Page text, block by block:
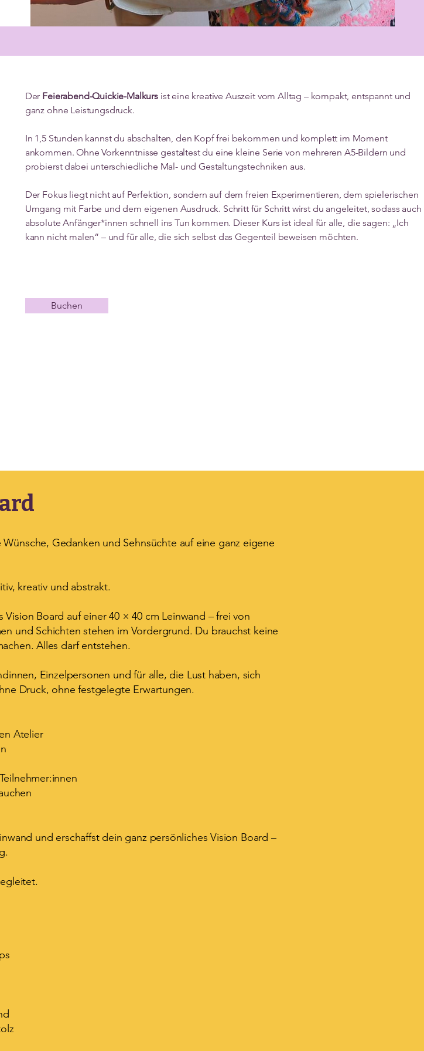
Der Feierabend-Quickie-Malkurs ist eine kreative Auszeit vom Alltag – kompakt, entspannt und
ganz ohne Leistungsdruck.
In 1,5 Stunden kannst du abschalten, den Kopf frei bekommen und komplett im Moment
ankommen. Ohne Vorkenntnisse gestaltest du eine kleine Serie von mehreren A5-Bildern und
probierst dabei unterschiedliche Mal- und Gestaltungstechniken aus.
Der Fokus liegt nicht auf Perfektion, sondern auf dem freien Experimentieren, dem spielerischen
Umgang mit Farbe und dem eigenen Ausdruck. Schritt für Schritt wirst du angeleitet, sodass auch
absolute Anfänger*innen schnell ins Tun kommen. Dieser Kurs ist ideal für alle, die sagen: „Ich
kann nicht malen“ – und für alle, die sich selbst das Gegenteil beweisen möchten.
Buchen
Gedanken und Sehnsüchte auf eine ganz eigene
kreativ und abstrakt.
Board auf einer 40 × 40 cm Leinwand – frei von
und Schichten stehen im Vordergrund. Du brauchst keine
Alles darf entstehen.
Einzelpersonen und für alle, die Lust haben, sich
Druck, ohne festgelegte Erwartungen.
Atelier
und erschaffst dein ganz persönliches Vision Board –